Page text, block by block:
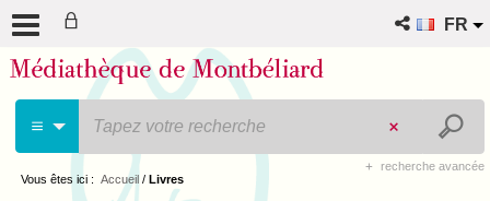
FR
recherche avancée
Vous êtes ici : Accueil / Livres